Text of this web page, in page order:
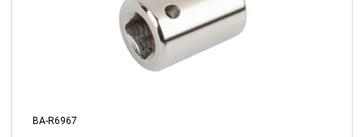
BA-R6967